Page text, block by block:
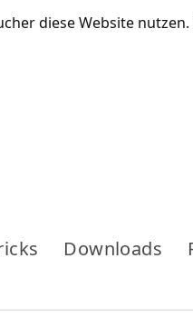
diese Website
Downloads